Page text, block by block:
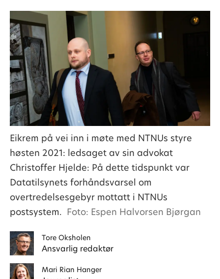
Eikrem på vei inn i møte med NTNUs styre
høsten 2021: ledsaget av sin advokat
Christoffer Hjelde: På dette tidspunkt var
Datatilsynets forhåndsvarsel om
overtredelsesgebyr mottatt i NTNUs
postsystem. Foto: Espen Halvorsen Bjørgan
Tore Oksholen
Ansvarlig redaktør
Mari Rian Hanger